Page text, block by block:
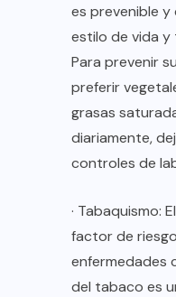
es prevenible
estilo de vida
Para prevenir
preferir
grasas
diariamente,
controles de
· Tabaquismo:
factor de
enfermedades
del tabaco es